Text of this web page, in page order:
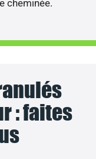
cheminée.
: faites